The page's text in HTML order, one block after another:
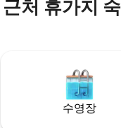
다이닝룸, 주
. 성인 3명을
신 후 저희에
인 전에 직원
정이니, 이 경
약 가격에는
평방미
주방,
예약 시
예약 완
요. 체
드릴
처 휴가지
수영장